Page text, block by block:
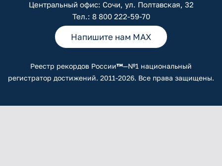
Центральный офис: Сочи, ул. Полтавская, 32
Тел.: 8 800 222-59-70
Напишите нам MAX
Реестр рекордов России™—№1 национальный
регистратор достижений. 2011-2026. Все права защищены.